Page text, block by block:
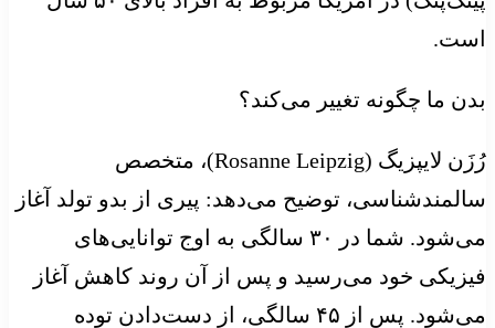
است.
بدن ما چگونه تغییر می‌کند؟
رُزَن لایپزیگ (Rosanne Leipzig)، متخصص
سالمندشناسی، توضیح می‌دهد: پیری از بدو تولد آغاز
می‌شود. شما در ۳۰ سالگی به اوج توانایی‌های
فیزیکی خود می‌رسید و پس از آن روند کاهش آغاز
می‌شود. پس از ۴۵ سالگی، از دست‌دادن توده